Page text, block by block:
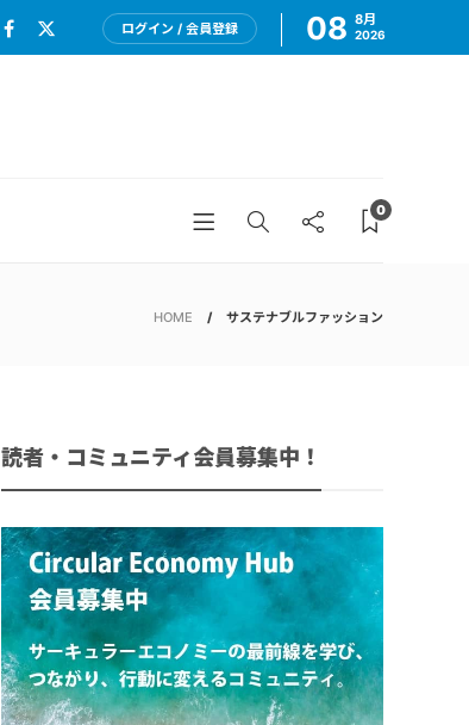
ログイン / 会員登録 08 8月
2026
0
HOME サステナブルファッション
読者・コミュニティ会員募集中！